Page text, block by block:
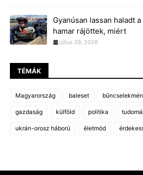
Gyanúsan lassan haladt
hamar rájöttek, miért
július 29, 2026
TÉMÁK
Magyarország baleset
gazdaság külföld politika
ukrán-orosz háború életmód